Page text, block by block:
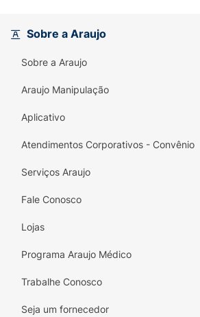
Sobre a Araujo
Sobre a Araujo
Araujo Manipulação
Aplicativo
Atendimentos Corporativos - Convênio
Serviços Araujo
Fale Conosco
Lojas
Programa Araujo Médico
Trabalhe Conosco
Seja um fornecedor